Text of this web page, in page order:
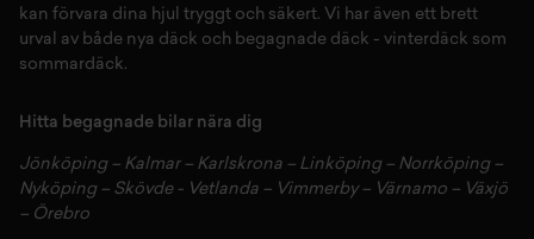
kan förvara dina hjul tryggt och säkert. Vi har även ett brett
urval av både nya däck och begagnade däck - vinterdäck som
sommardäck.
Hitta begagnade bilar nära dig
Jönköping– Kalmar – Karlskrona – Linköping– Norrköping–
Nyköping– Skövde- Vetlanda – Vimmerby– Värnamo – Växjö
– Örebro